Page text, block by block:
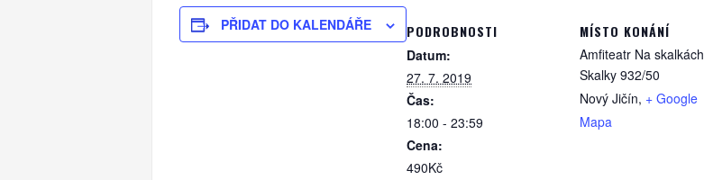
PŘIDAT DO KALENDÁŘE PODROBNOSTI
Datum:
27. 7. 2019
Čas:
18:00 - 23:59
Cena:
490Kč
MÍSTO KONÁNÍ
Amfiteatr Na skalkách
Skalky 932/50
Nový Jičín, + Google
Mapa